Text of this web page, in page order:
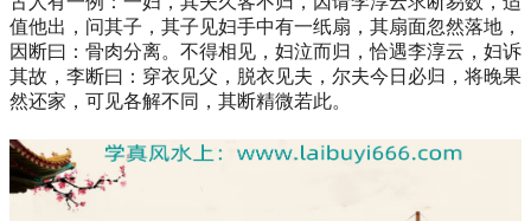
值他出，问其子，其子见妇手中有一纸扇，其扇面忽然落地，
因断曰：骨肉分离。不得相见，妇泣而归，恰遇李淳云，妇诉
其故，李断曰：穿衣见父，脱衣见夫，尔夫今日必归，将晚果
然还家，可见各解不同，其断精微若此。